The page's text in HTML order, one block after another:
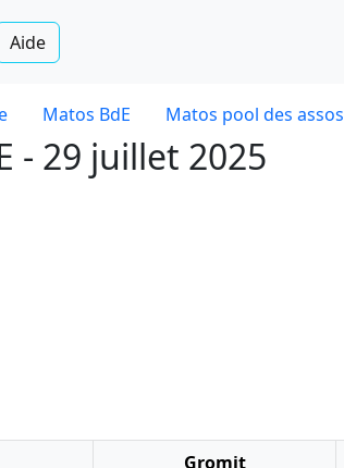
Aide
Matos BdE Matos pool des assos
- 29 juillet 2025
Gromit